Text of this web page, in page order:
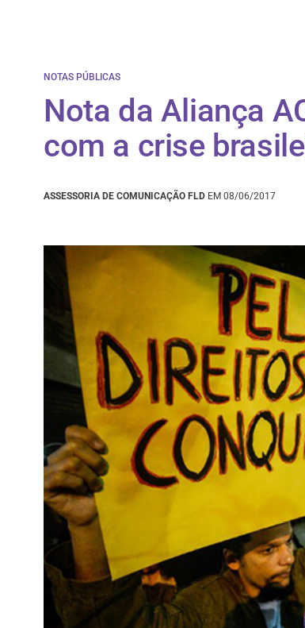
NOTAS PÚBLICAS
​Nota da Aliança
com a crise
ASSESSORIA DE COMUNICAÇÃO FLD EM 08/06/2017